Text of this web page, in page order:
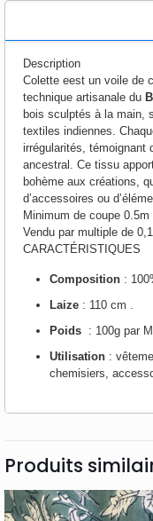
Description
Colette eest un voile de
technique artisanale du
bois sculptés à la main,
textiles indiennes.
irrégularités, témoignant
ancestral. Ce tissu
bohème aux créations,
d’accessoires ou
Minimum de coupe 0.5m
Vendu par multiple de
CARACTÉRISTIQUES
Composition :
Laize : 110 cm .
Poids : 100g par
Utilisation :
chemisiers,
Produits